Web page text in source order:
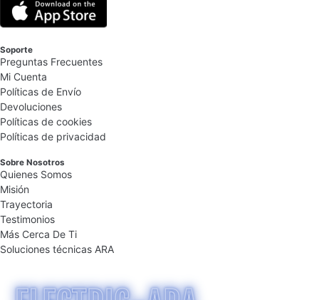
Soporte
Preguntas Frecuentes
Mi Cuenta
Políticas de Envío
Devoluciones
Políticas de cookies
Políticas de privacidad
Sobre Nosotros
Quienes Somos
Misión
Trayectoria
Testimonios
Más Cerca De Ti
Soluciones técnicas ARA